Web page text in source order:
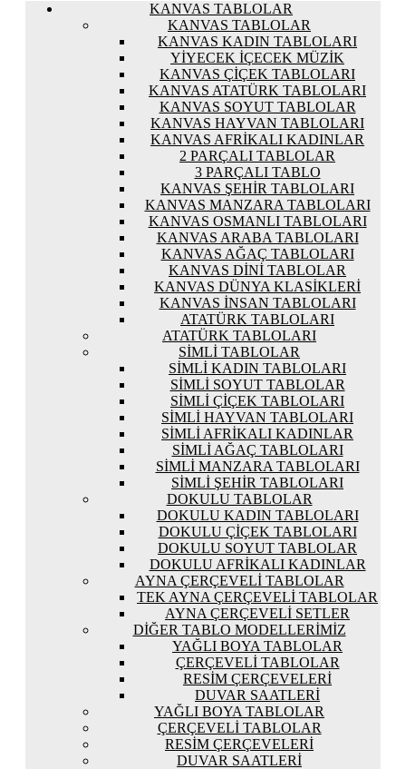
KANVAS TABLOLAR
KANVAS TABLOLAR
KANVAS KADIN TABLOLARI
YIYECEK İÇECEK MÜZIK
KANVAS ÇIÇEK TABLOLARI
KANVAS ATATÜRK TABLOLARI
KANVAS SOYUT TABLOLAR
KANVAS HAYVAN TABLOLARI
KANVAS AFRIKALI KADINLAR
2 PARÇALI TABLOLAR
3 PARÇALI TABLO
KANVAS ŞEHIR TABLOLARI
KANVAS MANZARA TABLOLARI
KANVAS OSMANLI TABLOLARI
KANVAS ARABA TABLOLARI
KANVAS AĞAÇ TABLOLARI
KANVAS DINI TABLOLAR
KANVAS DÜNYA KLASIKLERI
KANVAS İNSAN TABLOLARI
ATATÜRK TABLOLARI
ATATÜRK TABLOLARI
SIMLI TABLOLAR
SIMLI KADIN TABLOLARI
SIMLI SOYUT TABLOLAR
SIMLI ÇIÇEK TABLOLARI
SIMLI HAYVAN TABLOLARI
SIMLI AFRIKALI KADINLAR
SIMLI AĞAÇ TABLOLARI
SIMLI MANZARA TABLOLARI
SIMLI ŞEHIR TABLOLARI
DOKULU TABLOLAR
DOKULU KADIN TABLOLARI
DOKULU ÇIÇEK TABLOLARI
DOKULU SOYUT TABLOLAR
DOKULU AFRIKALI KADINLAR
AYNA ÇERÇEVELI TABLOLAR
TEK AYNA ÇERÇEVELI TABLOLAR
AYNA ÇERÇEVELI SETLER
DIĞER TABLO MODELLERIMIZ
YAĞLI BOYA TABLOLAR
ÇERÇEVELI TABLOLAR
RESIM ÇERÇEVELERI
DUVAR SAATLERI
YAĞLI BOYA TABLOLAR
ÇERÇEVELI TABLOLAR
RESIM ÇERÇEVELERI
DUVAR SAATLERI